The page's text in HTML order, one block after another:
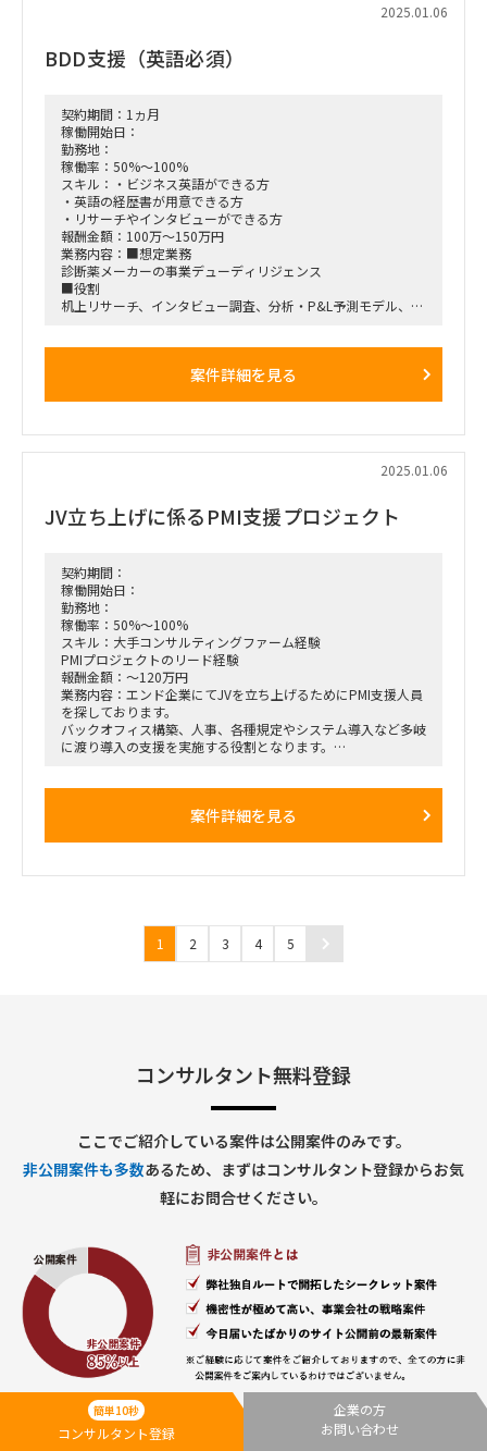
基本リモート可ですが、週によっては2回ほど出ていただく必
■稼働率
2025.01.06
BDD支援（英語必須）
契約期間：1ヵ月
稼働開始日：
勤務地：
稼働率：50%～100%
スキル：・ビジネス英語ができる方
・英語の経歴書が用意できる方
・リサーチやインタビューができる方
報酬金額：100万～150万円
業務内容：■想定業務
診断薬メーカーの事業デューディリジェンス
■役割
机上リサーチ、インタビュー調査、分析・P&L予測モデル、資
案件詳細を見る
2025.01.06
JV立ち上げに係るPMI支援プロジェクト
契約期間：
稼働開始日：
勤務地：
稼働率：50%～100%
スキル：大手コンサルティングファーム経験
PMIプロジェクトのリード経験
報酬金額：～120万円
業務内容：エンド企業にてJVを立ち上げるためにPMI支援人員
を探しております。
バックオフィス構築、人事、各種規定やシステム導入など多岐
に渡り導入の支援を実施する役割となります。
案件詳細を見る
1 2 3 4 5
コンサルタント無料登録
ここでご紹介している案件は公開案件のみです。
非公開案件も多数あるため、まずはコンサルタント登録からお気
軽にお問合せください。
無料登録 案件紹介 へ
簡単10秒
コンサルタント登録
企業の方
お問い合わせ